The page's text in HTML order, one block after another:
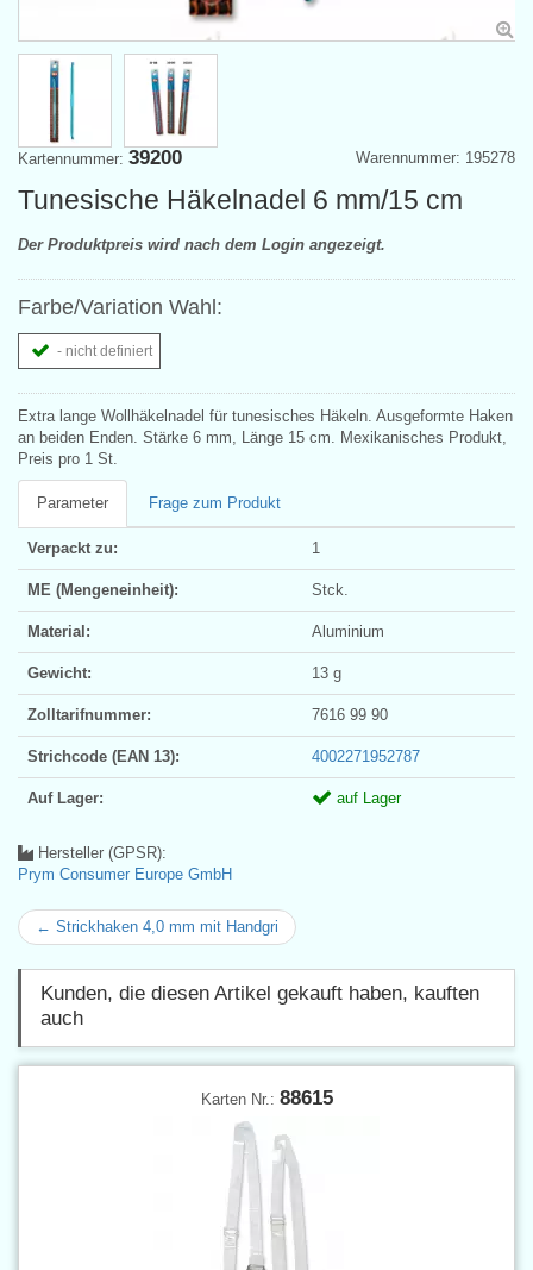
Warennummer: 195278
Kartennummer: 39200
Tunesische Häkelnadel 6 mm/15 cm
Der Produktpreis wird nach dem Login angezeigt.
Farbe/Variation Wahl:
- nicht definiert
Extra lange Wollhäkelnadel für tunesisches Häkeln. Ausgeformte Haken
an beiden Enden. Stärke 6 mm, Länge 15 cm. Mexikanisches Produkt,
Preis pro 1 St.
Parameter Frage zum Produkt
Verpackt zu: 1
ME (Mengeneinheit): Stck.
Material: Aluminium
Gewicht: 13 g
Zolltarifnummer: 7616 99 90
Strichcode (EAN 13): 4002271952787
Auf Lager: auf Lager
Hersteller (GPSR):
Prym Consumer Europe GmbH
← Strickhaken 4,0 mm mit Handgri
Kunden, die diesen Artikel gekauft haben, kauften
auch
Karten Nr.: 88615